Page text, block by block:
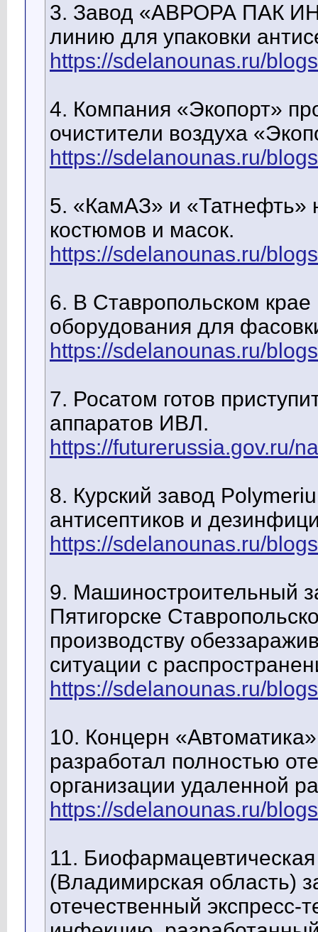
3. Завод «АВРОРА ПАК
линию для упаковки
https://sdelanounas.ru/
4. Компания «Экопорт»
очистители воздуха
https://sdelanounas.ru/
5. «КамАЗ» и «Татнефть»
костюмов и масок.
https://sdelanounas.ru/
6. В Ставропольском
оборудования для
https://sdelanounas.ru/
7. Росатом готов
аппаратов ИВЛ.
https://futurerussia.gov.ru/
8. Курский завод
антисептиков и
https://sdelanounas.ru/
9. Машиностроительный
Пятигорске
производству
ситуации с
https://sdelanounas.ru/
10. Концерн
разработал полностью
организации удаленной
https://sdelanounas.ru/
11.
(Владимирская область)
отечественный экспресс-